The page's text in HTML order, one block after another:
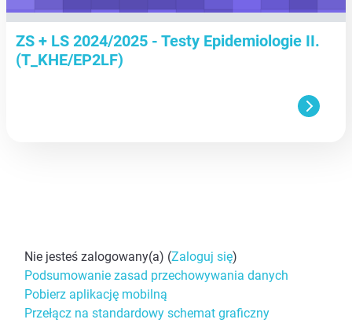
ZS + LS 2024/2025 - Testy Epidemiologie II.
(T_KHE/EP2LF)
Nie jesteś zalogowany(a) (Zaloguj się)
Podsumowanie zasad przechowywania danych
Pobierz aplikację mobilną
Przełącz na standardowy schemat graficzny